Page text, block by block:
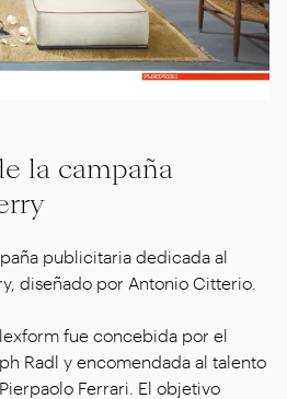
la campaña
publicitaria dedicada al
diseñado por Antonio Citterio.
fue concebida por el
Radl y encomendada al talento
Ferrari. El objetivo